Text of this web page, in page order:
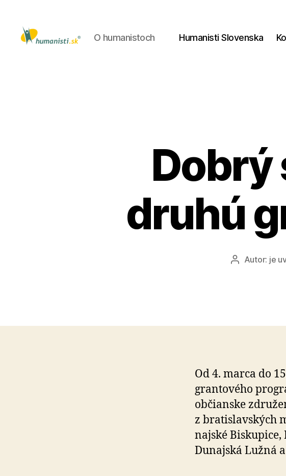
O humanistoch Humanisti Slovenska
Dobrý
druhú
AutorAutor: je
Od 4. marca do
granto­vé­ho
občianske
z bra­tislav­ských
najské
Dunajská Lužná